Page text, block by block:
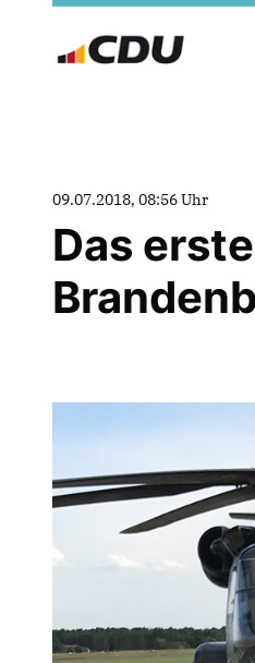
09.07.2018, 08:56 Uhr
Das